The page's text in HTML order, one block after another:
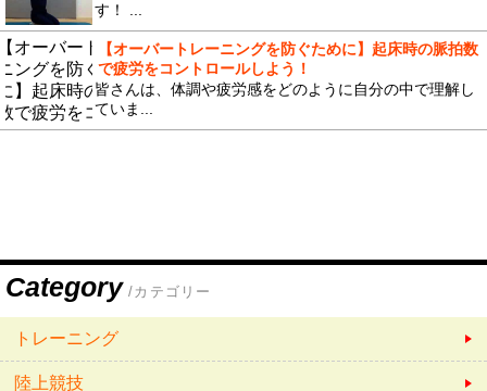
す！ ...
【オーバートレーニングを防ぐために】起床時の脈拍数
で疲労をコントロールしよう！
皆さんは、体調や疲労感をどのように自分の中で理解し
ていま...
Category /カテゴリー
トレーニング
陸上競技